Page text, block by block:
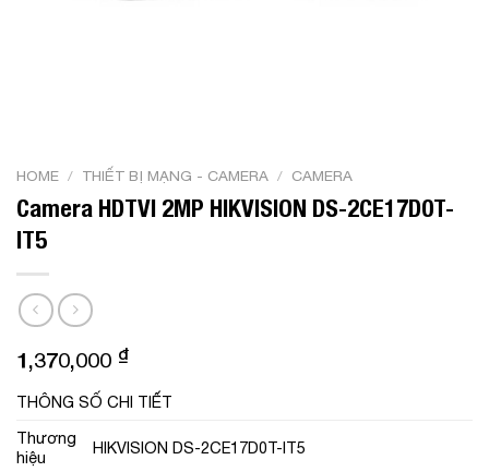
HOME / THIẾT BỊ MẠNG - CAMERA / CAMERA
Camera HDTVI 2MP HIKVISION DS-2CE17D0T-
IT5
1,370,000 ₫
THÔNG SỐ CHI TIẾT
Thương
hiệu
HIKVISION DS-2CE17D0T-IT5